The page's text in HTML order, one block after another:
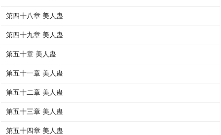
第四十八章 美人蛊
第四十九章 美人蛊
第五十章 美人蛊
第五十一章 美人蛊
第五十二章 美人蛊
第五十三章 美人蛊
第五十四章 美人蛊